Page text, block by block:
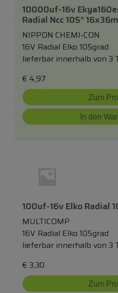
10000uf-16v
Radial Ncc 105°
NIPPON CHEMI-CON
16V Radial Elko 105grad
lieferbar innerhalb von 3
€ 4,97
Zum
In den
100uf-16v Elko Radial
MULTICOMP
16V Radial Elko 105grad
lieferbar innerhalb von 3
€ 3,30
Zum